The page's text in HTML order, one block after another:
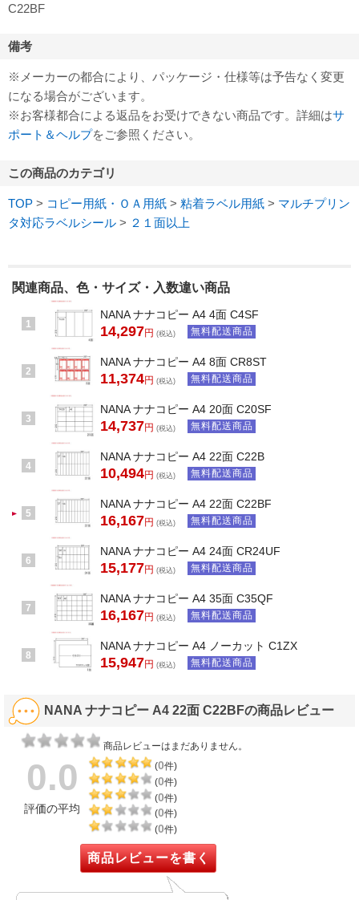
C22BF
備考
※メーカーの都合により、パッケージ・仕様等は予告なく変更
になる場合がございます。
※お客様都合による返品をお受けできない商品です。詳細はサ
ポート＆ヘルプをご参照ください。
この商品のカテゴリ
TOP > コピー用紙・ＯＡ用紙 > 粘着ラベル用紙 > マルチプリン
タ対応ラベルシール > ２１面以上
関連商品、色・サイズ・入数違い商品
1
NANA ナナコピー A4 4面 C4SF
14,297円 (税込) 無料配送商品
2
NANA ナナコピー A4 8面 CR8ST
11,374円 (税込) 無料配送商品
3
NANA ナナコピー A4 20面 C20SF
14,737円 (税込) 無料配送商品
4
NANA ナナコピー A4 22面 C22B
10,494円 (税込) 無料配送商品
5
NANA ナナコピー A4 22面 C22BF
16,167円 (税込) 無料配送商品
6
NANA ナナコピー A4 24面 CR24UF
15,177円 (税込) 無料配送商品
7
NANA ナナコピー A4 35面 C35QF
16,167円 (税込) 無料配送商品
8
NANA ナナコピー A4 ノーカット C1ZX
15,947円 (税込) 無料配送商品
NANA ナナコピー A4 22面 C22BFの商品レビュー
商品レビューはまだありません。
0.0
評価の平均
(0件)
(0件)
(0件)
(0件)
(0件)
商品レビューを書く